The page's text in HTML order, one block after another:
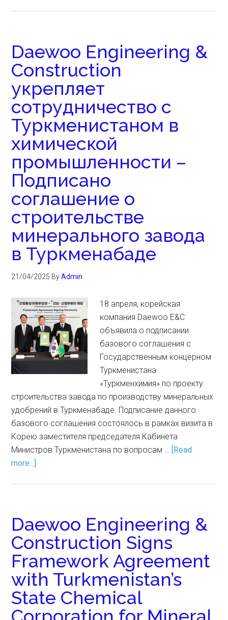
Daewoo Engineering &
Construction
укрепляет
сотрудничество с
Туркменистаном в
химической
промышленности –
Подписано
соглашение о
строительстве
минерального завода
в Туркменабаде
21/04/2025 ByAdmin
18 апреля, корейская
компания Daewoo E&C
объявила о подписании
базового соглашения с
Государственным концерном
Туркменистана
«Туркменхимия» по проекту
строительства завода по производству минеральных
удобрений в Туркменабаде. Подписание данного
базового соглашения состоялось в рамках визита в
Корею заместителя председателя Кабинета
Министров Туркменистана по вопросам … [Read
more...]
Daewoo Engineering &
Construction Signs
Framework Agreement
with Turkmenistan’s
State Chemical